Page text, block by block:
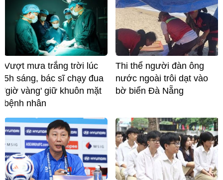
Vượt mưa trắng trời lúc
5h sáng, bác sĩ chạy đua
'giờ vàng' giữ khuôn mặt
bệnh nhân
Thi thể người đàn ông
nước ngoài trôi dạt vào
bờ biển Đà Nẵng